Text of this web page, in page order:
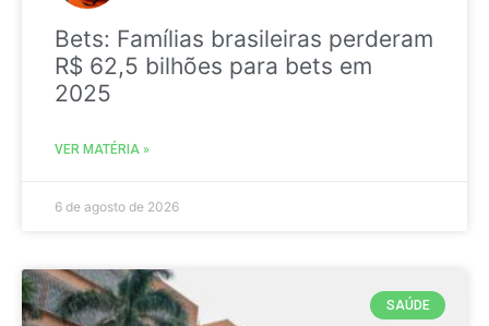
Bets: Famílias brasileiras perderam
R$ 62,5 bilhões para bets em
2025
VER MATÉRIA »
6 de agosto de 2026
SAÚDE